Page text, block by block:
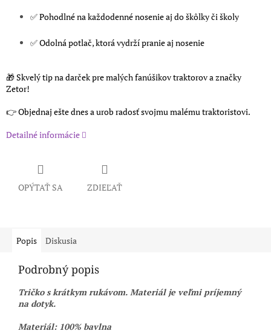
✅ Pohodlné na každodenné nosenie aj do škôlky či školy
✅ Odolná potlač, ktorá vydrží pranie aj nosenie
🎁 Skvelý tip na darček pre malých fanúšikov traktorov a značky
Zetor!
👉 Objednaj ešte dnes a urob radosť svojmu malému traktoristovi.
Detailné informácie
OPÝTAŤ SA ZDIEĽAŤ
Popis Diskusia
Podrobný popis
Tričko s krátkym rukávom. Materiál je veľmi príjemný
na dotyk.
Materiál: 100% bavlna